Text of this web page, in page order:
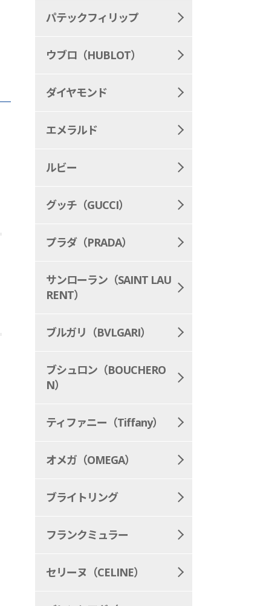
ピアジェ ローズダイヤネックレス
138,000
ピアジェ ポセション
パテックフィリップ
ウブロ（HUBLOT）
ダイヤモンド
エメラルド
ルビー
グッチ（GUCCI）
プラダ（PRADA）
サンローラン（SAINT LAU
RENT）
ブルガリ（BVLGARI）
ブシュロン（BOUCHERO
N）
ティファニー（Tiffany）
オメガ（OMEGA）
ブライトリング
フランクミュラー
セリーヌ（CELINE）